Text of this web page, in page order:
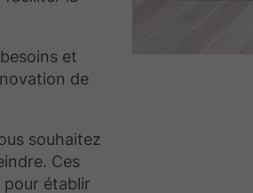
et
de
souhaitez
Ces
établir